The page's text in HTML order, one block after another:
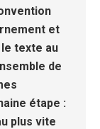
et
texte au
de
étape :
plus vite